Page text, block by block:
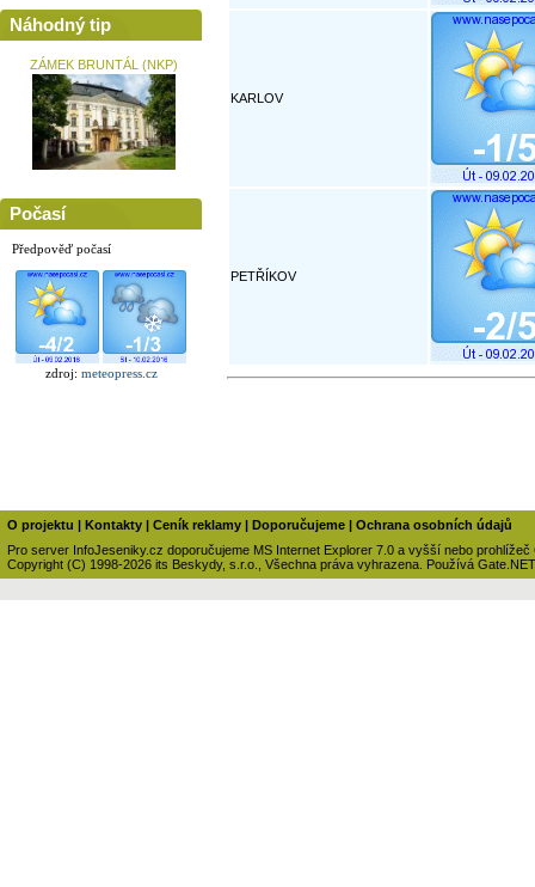
Náhodný tip
ZÁMEK BRUNTÁL (NKP)
Počasí
Předpověď počasí
zdroj: meteopress.cz
KARLOV
PETŘÍKOV
O projektu | Kontakty | Ceník reklamy | Doporučujeme | Ochrana osobních údajů
Pro server InfoJeseniky.cz doporučujeme MS Internet Explorer 7.0 a vyšší nebo prohlížeč
Copyright (C) 1998-2026 its Beskydy, s.r.o., Všechna práva vyhrazena. Používá